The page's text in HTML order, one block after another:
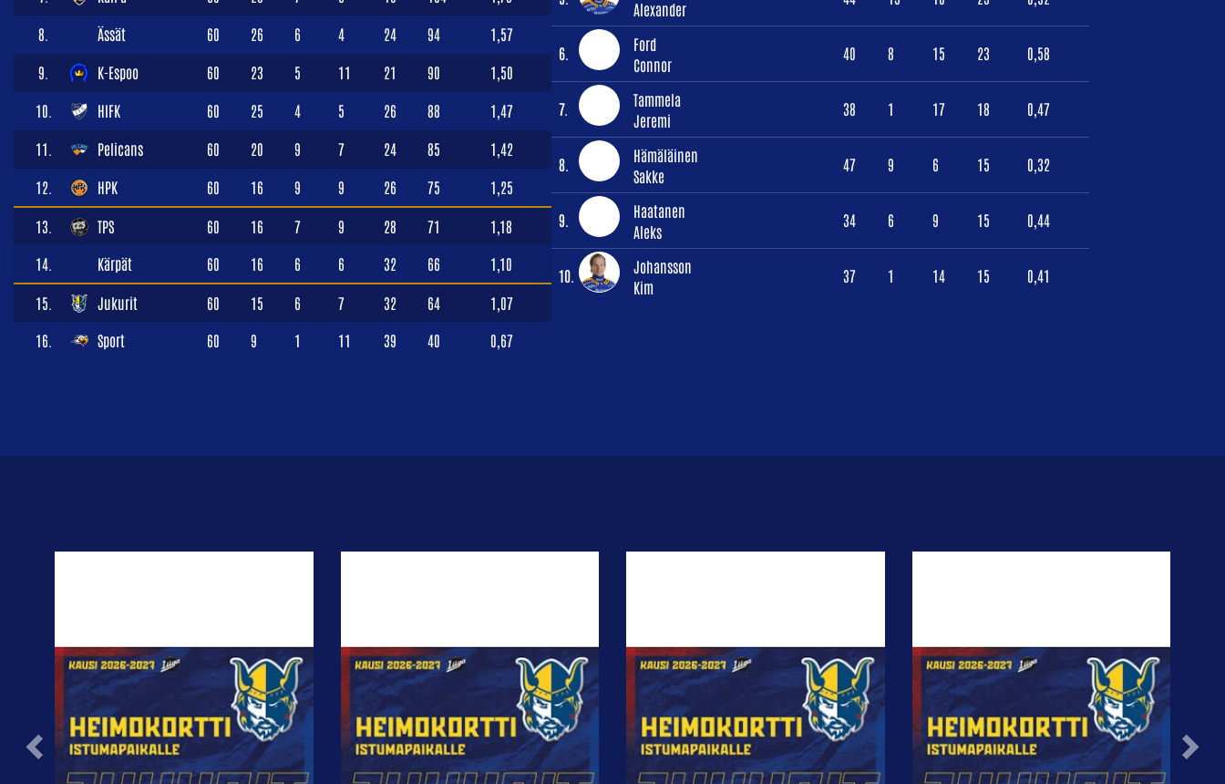
8. Ässät 60 26 6 4 24 94 1,57
9. K-Espoo 60 23 5 11 21 90 1,50
10. HIFK 60 25 4 5 26 88 1,47
11. Pelicans 60 20 9 7 24 85 1,42
12. HPK 60 16 9 9 26 75 1,25
13. TPS 60 16 7 9 28 71 1,18
14. Kärpät 60 16 6 6 32 66 1,10
15. Jukurit 60 15 6 7 32 64 1,07
16. Sport 60 9 1 11 39 40 0,67
Alexander
6.
Ford
Connor
40 8 15 23 0,58
7.
Tammela
Jeremi
38 1 17 18 0,47
8.
Hämäläinen
Sakke
47 9 6 15 0,32
9.
Haatanen
Aleks
34 6 9 15 0,44
10.
Johansson
Kim
37 1 14 15 0,41